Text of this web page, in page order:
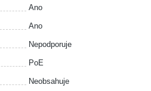
Ano
Ano
Nepodporuje
PoE
Neobsahuje